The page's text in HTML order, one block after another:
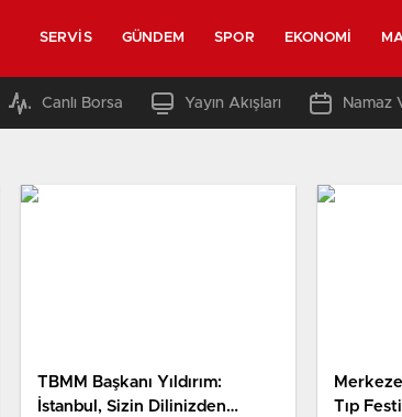
SERVIS GÜNDEM SPOR EKONOMI
Canlı Borsa Yayın Akışları Namaz
TBMM Başkanı Yıldırım:
İstanbul, Sizin Dilinizden
Tıp